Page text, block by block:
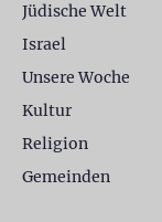
Jüdische Welt
Israel
Unsere Woche
Kultur
Religion
Gemeinden